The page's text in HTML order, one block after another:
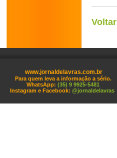
Voltar
www.jornaldelavras.com.br
Para quem leva a informação a sério.
WhatsApp: (35) 9 9925-5481
Instagram e Facebook: @jornaldelavras